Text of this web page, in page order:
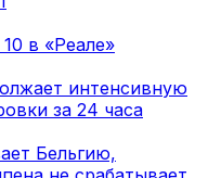
в «Реале»
интенсивную
за 24 часа
Бельгию,